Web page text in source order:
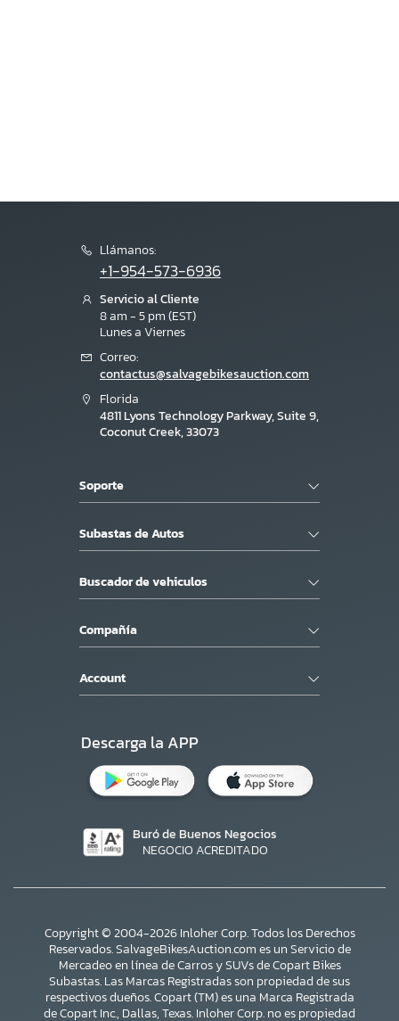
Llámanos:
+1-954-573-6936
Servicio al Cliente
8 am - 5 pm (EST)
Lunes a Viernes
Correo:
contactus@salvagebikesauction.com
Florida
4811 Lyons Technology Parkway, Suite 9,
Coconut Creek, 33073
Soporte
Subastas de Autos
Buscador de vehiculos
Compañía
Account
Descarga la APP
Buró de Buenos Negocios
NEGOCIO ACREDITADO
Copyright © 2004-2026 Inloher Corp. Todos los Derechos
Reservados. SalvageBikesAuction.com es un Servicio de
Mercadeo en línea de Carros y SUVs de Copart Bikes
Subastas. Las Marcas Registradas son propiedad de sus
respectivos dueños. Copart (TM) es una Marca Registrada
de Copart Inc., Dallas, Texas. Inloher Corp. no es propiedad